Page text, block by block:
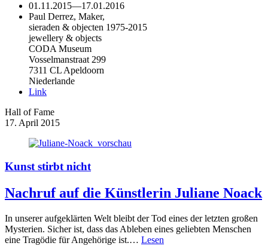
01.11.2015—17.01.2016
Paul Derrez, Maker,
sieraden & objecten 1975-2015
jewellery & objects
CODA Museum
Vosselmanstraat 299
7311 CL Apeldoorn
Niederlande
Link
Hall of Fame
17. April 2015
Kunst stirbt nicht
Nachruf auf die Künstlerin Juliane Noack
In unserer aufgeklärten Welt bleibt der Tod eines der letzten großen
Mysterien. Sicher ist, dass das Ableben eines geliebten Menschen
eine Tragödie für Angehörige ist.… Lesen